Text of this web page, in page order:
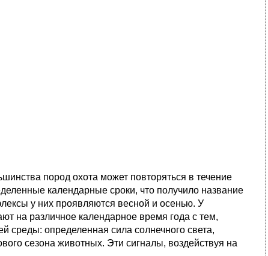
пород охота может повторяться в течение
календарные сроки, что получило название
у них проявляются весной и осенью. У
на различное календарное время года с тем,
определенная сила солнечного света,
сезона животных. Эти сигналы, воздействуя на